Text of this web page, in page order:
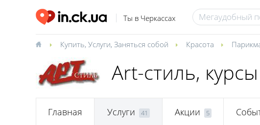
Ты в Черкассах
Купить, Услуги, Заняться собой Красота
Art-стиль,
Главная Услуги 41 Акции 5